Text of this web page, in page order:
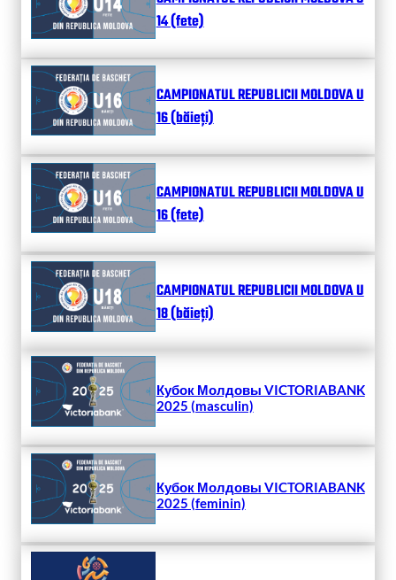
14 (fete)
CAMPIONATUL REPUBLICII MOLDOVA U
16 (băieți)
CAMPIONATUL REPUBLICII MOLDOVA U
16 (fete)
CAMPIONATUL REPUBLICII MOLDOVA U
18 (băieți)
Кубок Молдовы VICTORIABANK
2025 (masculin)
Кубок Молдовы VICTORIABANK
2025 (feminin)